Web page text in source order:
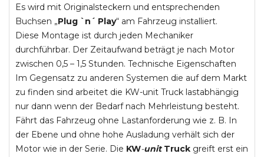
Es wird mit Originalsteckern und entsprechenden
Buchsen „Plug `n´ Play“ am Fahrzeug installiert.
Diese Montage ist durch jeden Mechaniker
durchführbar. Der Zeitaufwand beträgt je nach Motor
zwischen 0,5 – 1,5 Stunden. Technische Eigenschaften
Im Gegensatz zu anderen Systemen die auf dem Markt
zu finden sind arbeitet die KW-unit Truck lastabhängig
nur dann wenn der Bedarf nach Mehrleistung besteht.
Fährt das Fahrzeug ohne Lastanforderung wie z. B. In
der Ebene und ohne hohe Ausladung verhält sich der
Motor wie in der Serie. Die KW-unit Truck greift erst ein